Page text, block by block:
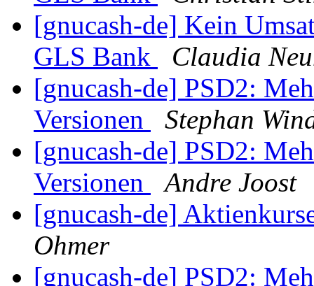
[gnucash-de] Kein
GLS Bank
Claudia
[gnucash-de] PSD2:
Versionen
Stephan
[gnucash-de] PSD2:
Versionen
Andre Joost
[gnucash-de]
Ohmer
[gnucash-de] PSD2: